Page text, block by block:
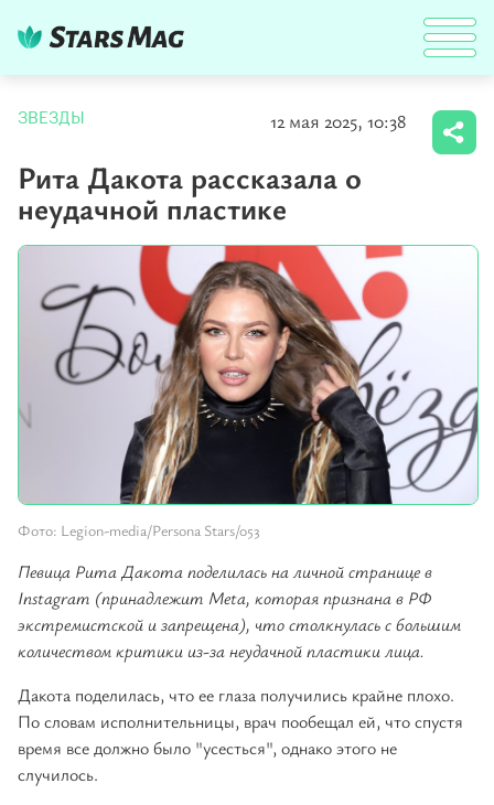
ЗВЕЗДЫ 12 мая 2025, 10:38
Рита Дакота рассказала о
неудачной пластике
Фото: Legion-media/Persona Stars/053
Певица Рита Дакота поделилась на личной странице в
Instagram (принадлежит Meta, которая признана в РФ
экстремистской и запрещена), что столкнулась с большим
количеством критики из-за неудачной пластики лица.
Дакота поделилась, что ее глаза получились крайне плохо.
По словам исполнительницы, врач пообещал ей, что спустя
время все должно было "усесться", однако этого не
случилось.